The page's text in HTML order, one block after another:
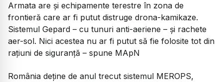
Armata are și echipamente terestre în zona de
frontieră care ar fi putut distruge drona-kamikaze.
Sistemul Gepard – cu tunuri anti-aeriene – și rachete
aer-sol. Nici acestea nu ar fi putut să fie folosite tot din
rațiuni de siguranță – spune MApN
România deține de anul trecut sistemul MEROPS,